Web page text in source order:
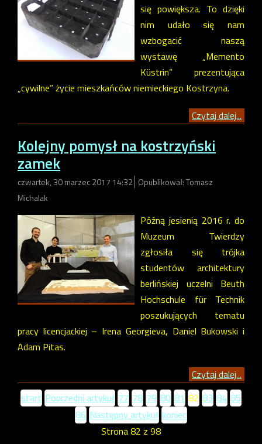
się powiększa. To dzięki
nim udało się nam
wzbogacić naszą
wystawę „Memento
Küstrin” prezentująca
„cywilne” życie mieszkańców niemieckiego Kostrzyna.
Czytaj dalej...
Kolejny pomysł na kostrzyński
zamek
czwartek, 30 marzec 2017 14:32 Opublikował: Tomasz
Michalak
Późną jesienią 2016 r. do
Muzeum Twierdzy
zgłosiła się trójka
studentów architektury
berlińskiej uczelni Beuth
Hochschule für Technik
poszukujących tematu
pracy licencjackiej – Irena Georgieva, Daniel Bukowski i
Adam Pitas.
Czytaj dalej...
start Poprzedni artykuł 77 78 79 80 81 82 83 84 85
86 Następny artykuł koniec
Strona 82 z 98